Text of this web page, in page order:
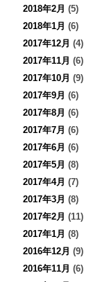
2018年2月 (5)
2018年1月 (6)
2017年12月 (4)
2017年11月 (6)
2017年10月 (9)
2017年9月 (6)
2017年8月 (6)
2017年7月 (6)
2017年6月 (6)
2017年5月 (8)
2017年4月 (7)
2017年3月 (8)
2017年2月 (11)
2017年1月 (8)
2016年12月 (9)
2016年11月 (6)